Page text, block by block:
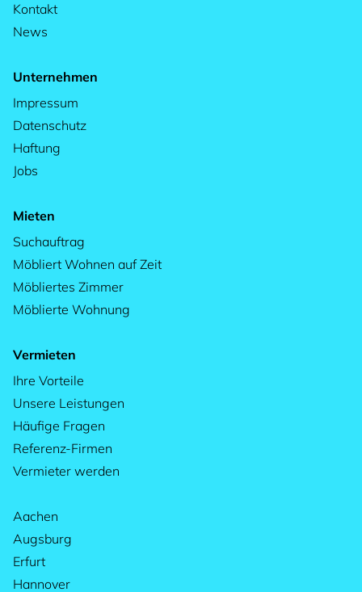
Kontakt
News
Unternehmen
Impressum
Datenschutz
Haftung
Jobs
Mieten
Suchauftrag
Möbliert Wohnen auf Zeit
Möbliertes Zimmer
Möblierte Wohnung
Vermieten
Ihre Vorteile
Unsere Leistungen
Häufige Fragen
Referenz-Firmen
Vermieter werden
Aachen
Augsburg
Erfurt
Hannover